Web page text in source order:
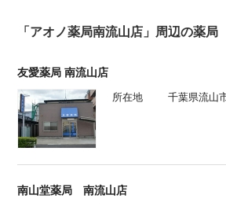
「アオノ薬局南流山店」周辺の薬局
友愛薬局 南流山店
所在地 千葉県流山
南山堂薬局 南流山店